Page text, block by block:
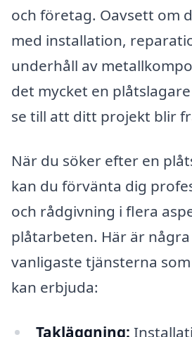
och företag. Oavsett om
med installation,
underhåll av
det mycket en
se till att ditt projekt blir
När du söker efter en
kan du förvänta dig
och rådgivning i flera
plåtarbeten. Här är några
vanligaste tjänsterna
kan erbjuda:
Takläggning: